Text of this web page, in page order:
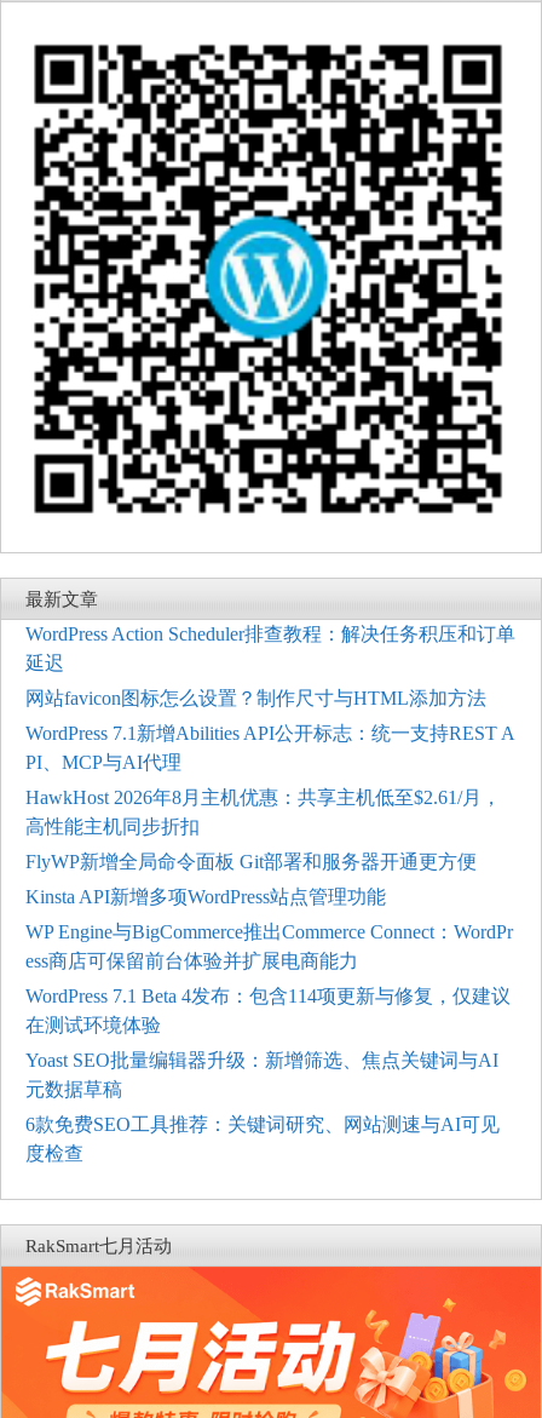
最新文章
WordPress Action Scheduler排查教程：解决任务积压和订单
延迟
网站favicon图标怎么设置？制作尺寸与HTML添加方法
WordPress 7.1新增Abilities API公开标志：统一支持REST A
PI、MCP与AI代理
HawkHost 2026年8月主机优惠：共享主机低至$2.61/月，
高性能主机同步折扣
FlyWP新增全局命令面板 Git部署和服务器开通更方便
Kinsta API新增多项WordPress站点管理功能
WP Engine与BigCommerce推出Commerce Connect：WordPr
ess商店可保留前台体验并扩展电商能力
WordPress 7.1 Beta 4发布：包含114项更新与修复，仅建议
在测试环境体验
Yoast SEO批量编辑器升级：新增筛选、焦点关键词与AI
元数据草稿
6款免费SEO工具推荐：关键词研究、网站测速与AI可见
度检查
RakSmart七月活动